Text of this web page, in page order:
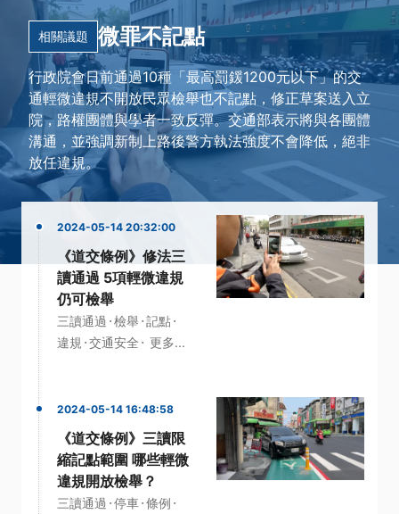
路權團體·更多...
相關議題
微罪不記點
行政院會日前通過10種「最高罰鍰1200元以下」的交
通輕微違規不開放民眾檢舉也不記點，修正草案送入立
院，路權團體與學者一致反彈。交通部表示將與各團體
溝通，並強調新制上路後警方執法強度不會降低，絕非
放任違規。
2024-05-14 20:32:00
《道交條例》修法三
讀通過 5項輕微違規
仍可檢舉
三讀通過 ·檢舉 ·記點·
違規 ·交通安全 · 更多...
2024-05-14 16:48:58
《道交條例》三讀限
縮記點範圍 哪些輕微
違規開放檢舉？
三讀通過 ·停車·條例 ·